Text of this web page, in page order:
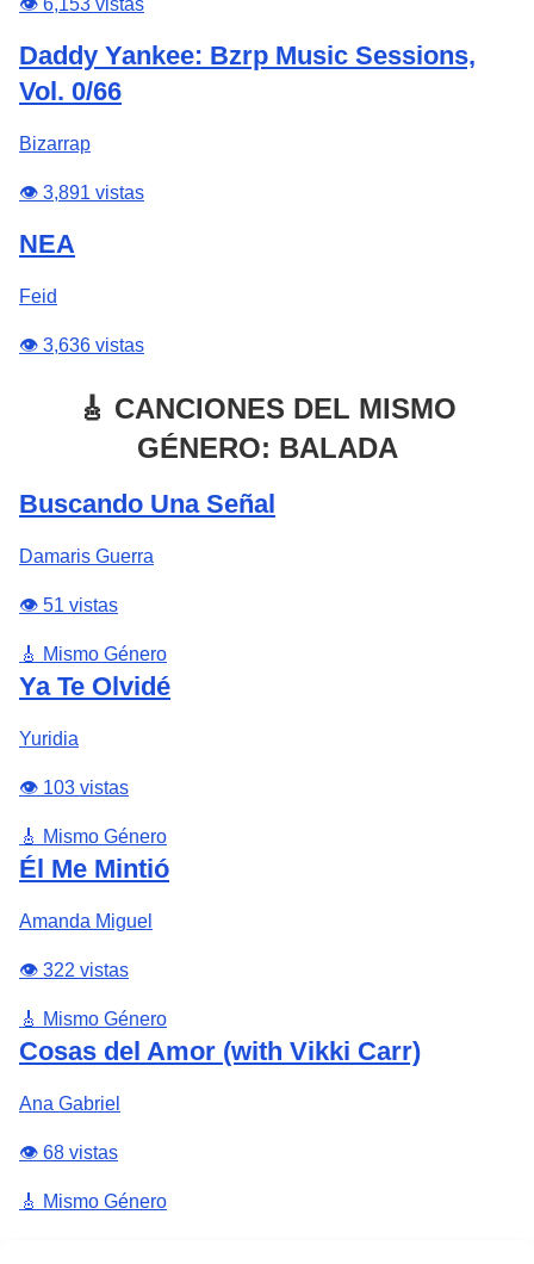
👁️ 6,153 vistas
Daddy Yankee: Bzrp Music Sessions,
Vol. 0/66
Bizarrap
👁️ 3,891 vistas
NEA
Feid
👁️ 3,636 vistas
🎸 CANCIONES DEL MISMO
GÉNERO: BALADA
Buscando Una Señal
Damaris Guerra
👁️ 51 vistas
🎸 Mismo Género
Ya Te Olvidé
Yuridia
👁️ 103 vistas
🎸 Mismo Género
Él Me Mintió
Amanda Miguel
👁️ 322 vistas
🎸 Mismo Género
Cosas del Amor (with Vikki Carr)
Ana Gabriel
👁️ 68 vistas
🎸 Mismo Género